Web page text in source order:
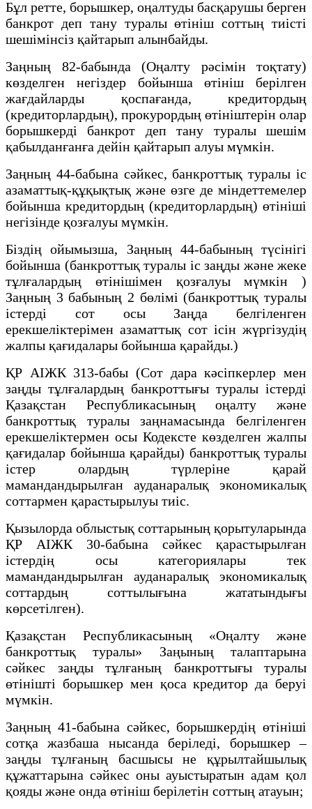
Бұл ретте, борышкер, оңалтуды басқарушы берген
банкрот деп тану туралы өтiнiш соттың тиiстi
шешiмiнсiз қайтарып алынбайды.
Заңның 82-бабында (Оңалту рәсiмiн тоқтату)
көзделген негіздер бойынша өтiнiш берiлген
жағдайларды қоспағанда, кредитордың
(кредиторлардың), прокурордың өтiнiштерін олар
борышкердi банкрот деп тану туралы шешiм
қабылданғанға дейiн қайтарып алуы мүмкiн.
Заңның 44-бабына сәйкес, банкроттық туралы iс
азаматтық-құқықтық және өзге де мiндеттемелер
бойынша кредитордың (кредиторлардың) өтiнiшi
негiзiнде қозғалуы мүмкiн.
Біздің ойымызша, Заңның 44-бабының түсінігі
бойынша (банкроттық туралы іс заңды және жеке
тұлғалардың өтінішімен қозғалуы мүмкін )
Заңның 3 бабының 2 бөлімі (банкроттық туралы
iстердi сот осы Заңда белгiленген
ерекшелiктерімен азаматтық сот iсiн жүргiзудiң
жалпы қағидалары бойынша қарайды.)
ҚР АІЖК 313-бабы (Сот дара кәсіпкерлер мен
заңды тұлғалардың банкроттығы туралы iстердi
Қазақстан Республикасының оңалту және
банкроттық туралы заңнамасында белгіленген
ерекшеліктермен осы Кодексте көзделген жалпы
қағидалар бойынша қарайды) банкроттық туралы
істер олардың түрлеріне қарай
мамандандырылған ауданаралық экономикалық
соттармен қарастырылуы тиіс.
Қызылорда облыстық соттарының қорытуларында
ҚР АІЖК 30-бабына сәйкес қарастырылған
істердің осы категориялары тек
мамандандырылған ауданаралық экономикалық
соттардың соттылығына жататындығы
көрсетілген).
Қазақстан Республикасының «Оңалту және
банкроттық туралы» Заңының талаптарына
сәйкес заңды тұлғаның банкроттығы туралы
өтінішті борышкер мен қоса кредитор да беруі
мүмкін.
Заңның 41-бабына сәйкес, борышкердiң өтiнiшi
сотқа жазбаша нысанда берiледi, борышкер –
заңды тұлғаның басшысы не құрылтайшылық
құжаттарына сәйкес оны ауыстыратын адам қол
қояды және онда өтiнiш берiлетiн соттың атауын;